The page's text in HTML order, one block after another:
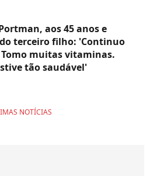
aos 45 anos e
terceiro filho: 'Continuo
muitas vitaminas.
tão saudável'
NOTÍCIAS